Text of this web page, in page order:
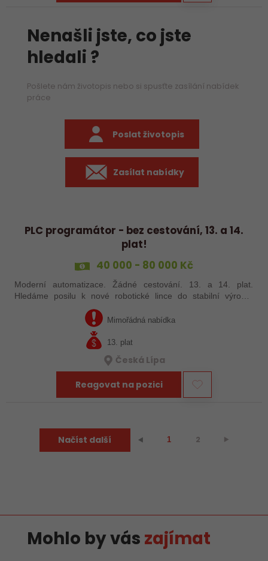
Nenašli jste, co jste
hledali ?
Pošlete nám životopis nebo si spusťte zasílání nabídek
práce
Poslat životopis
Zasílat nabídky
PLC programátor - bez cestování, 13. a 14.
plat!
40 000 - 80 000 Kč
Moderní automatizace. Žádné cestování. 13. a 14. plat.
Hledáme posilu k nové robotické lince do stabilní výrobní
jste šikovný absolvent…
Mimořádná nabídka
13. plat
Česká Lípa
Reagovat na pozici
Načíst další ⯇ 1 2 ⯈
Mohlo by vás zajímat